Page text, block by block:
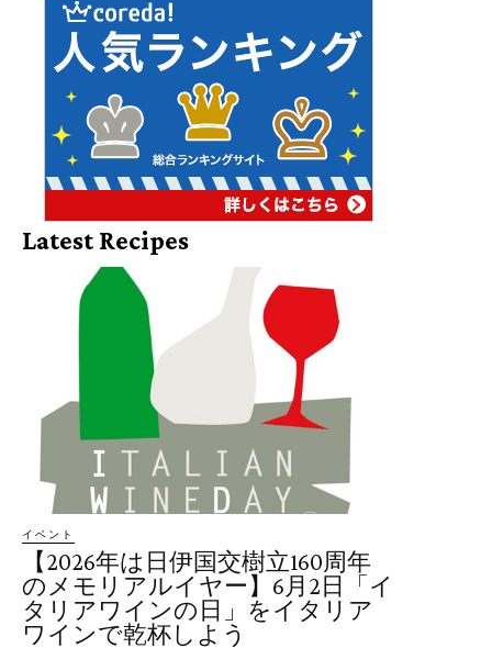
Latest Recipes
イベント
【2026年は日伊国交樹立160周年
のメモリアルイヤー】6月2日「イ
タリアワインの日」をイタリア
ワインで乾杯しよう